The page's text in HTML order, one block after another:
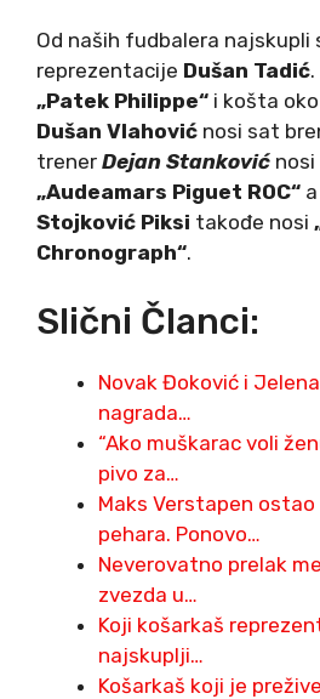
Od naših fudbalera
reprezentacije Dušan Tadić
„Patek Philippe“ i košta
Dušan Vlahović nosi sat
trener Dejan Stanković
„Audeamars Piguet ROC“
Stojković Piksi takođe nosi
Chronograph“.
Slični Članci:
Novak Đoković i
nagrada…
“Ako muškarac voli
pivo za…
Maks Verstapen
pehara. Ponovo…
Neverovatno prelak
zvezda u…
Koji košarkaš
najskuplji…
Košarkaš koji je